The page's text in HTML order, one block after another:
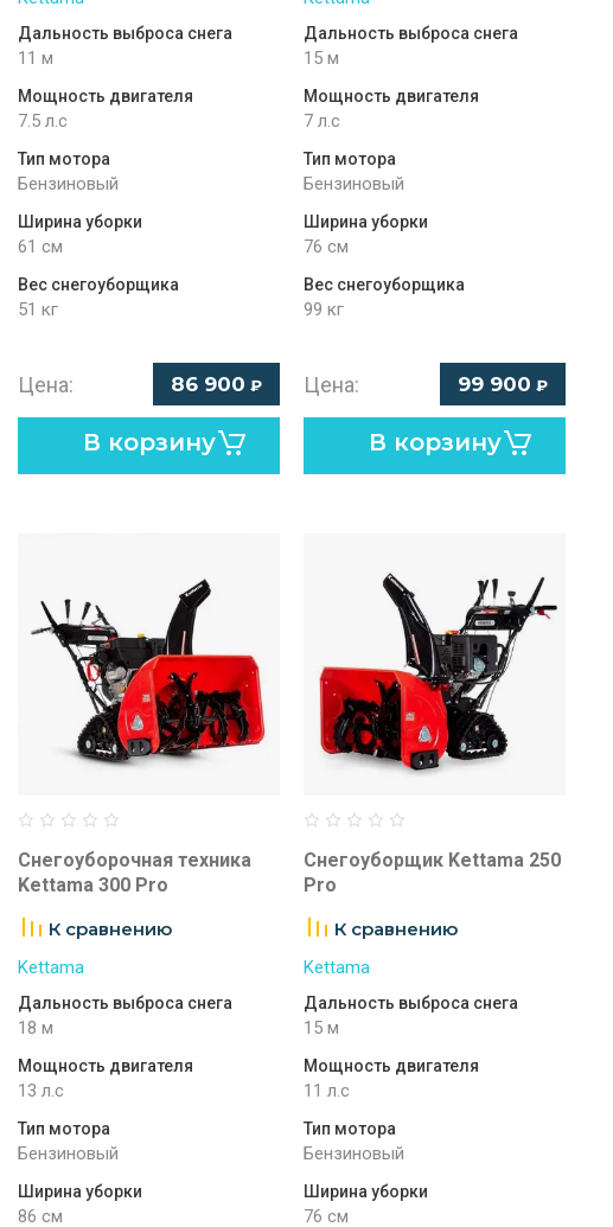
Дальность выброса снега
11 м
Мощность двигателя
7.5 л.с
Тип мотора
Бензиновый
Ширина уборки
61 см
Вес снегоуборщика
51 кг
Цена: 86 900 ₽
В корзину
Дальность выброса снега
15 м
Мощность двигателя
7 л.с
Тип мотора
Бензиновый
Ширина уборки
76 см
Вес снегоуборщика
99 кг
Цена: 99 900 ₽
В корзину
Снегоуборочная техника
Kettama 300 Pro
К сравнению
Kettama
Дальность выброса снега
18 м
Мощность двигателя
13 л.с
Тип мотора
Бензиновый
Ширина уборки
86 см
Снегоуборщик Kettama 250
Pro
К сравнению
Kettama
Дальность выброса снега
15 м
Мощность двигателя
11 л.с
Тип мотора
Бензиновый
Ширина уборки
76 см